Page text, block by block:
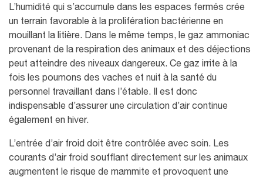
L’humidité qui s’accumule dans les espaces fermés crée
un terrain favorable à la prolifération bactérienne en
mouillant la litière. Dans le même temps, le gaz ammoniac
provenant de la respiration des animaux et des déjections
peut atteindre des niveaux dangereux. Ce gaz irrite à la
fois les poumons des vaches et nuit à la santé du
personnel travaillant dans l’étable. Il est donc
indispensable d’assurer une circulation d’air continue
également en hiver.
L’entrée d’air froid doit être contrôlée avec soin. Les
courants d’air froid soufflant directement sur les animaux
augmentent le risque de mammite et provoquent une